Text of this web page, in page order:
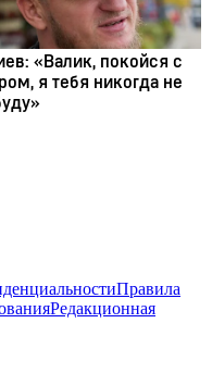
Правила
Редакционная